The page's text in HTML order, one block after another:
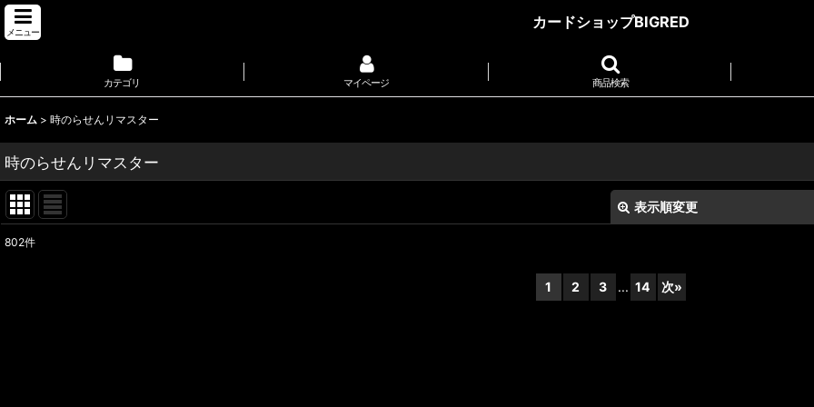
メニュー
カードショップBIGRED
カテゴリ マイページ 商品検索
ホーム > 時のらせんリマスター
時のらせんリマスター
表示順変更
802件
1 2 3 ... 14 次»